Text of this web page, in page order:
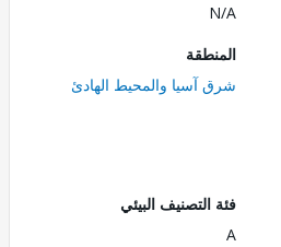
شرق آسيا والمحيط الهادئ
فئة التصنيف البيئي